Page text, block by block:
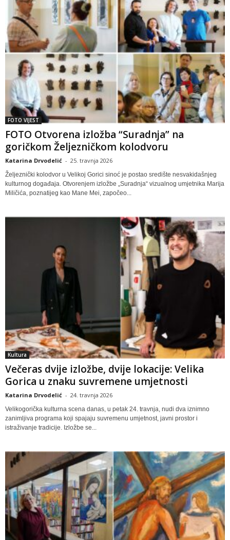
FOTO VIJEST
FOTO Otvorena izložba “Suradnja” na
goričkom Željezničkom kolodvoru
Katarina Drvodelić - 25. travnja 2026
Željeznički kolodvor u Velikoj Gorici sinoć je postao središte nesvakidašnjeg
kulturnog događaja. Otvorenjem izložbe „Suradnja“ vizualnog umjetnika Marija
Miličića, poznatijeg kao Mane Mei, započeo...
Kultura
Večeras dvije izložbe, dvije lokacije: Velika
Gorica u znaku suvremene umjetnosti
Katarina Drvodelić - 24. travnja 2026
Velikogorička kulturna scena danas, u petak 24. travnja, nudi dva iznimno
zanimljiva programa koji spajaju suvremenu umjetnost, javni prostor i
istraživanje tradicije. Izložbe se...